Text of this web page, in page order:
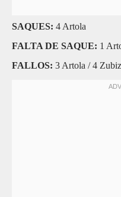
SAQUES: 4 Artola
FALTA DE SAQUE: 1
FALLOS: 3 Artola / 4